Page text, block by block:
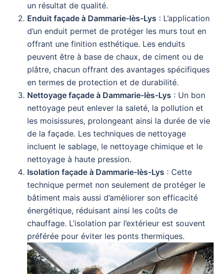
un résultat de qualité.
Enduit façade à Dammarie-lès-Lys : L’application
d’un enduit permet de protéger les murs tout en
offrant une finition esthétique. Les enduits
peuvent être à base de chaux, de ciment ou de
plâtre, chacun offrant des avantages spécifiques
en termes de protection et de durabilité.
Nettoyage façade à Dammarie-lès-Lys : Un bon
nettoyage peut enlever la saleté, la pollution et
les moisissures, prolongeant ainsi la durée de vie
de la façade. Les techniques de nettoyage
incluent le sablage, le nettoyage chimique et le
nettoyage à haute pression.
Isolation façade à Dammarie-lès-Lys : Cette
technique permet non seulement de protéger le
bâtiment mais aussi d’améliorer son efficacité
énergétique, réduisant ainsi les coûts de
chauffage. L’isolation par l’extérieur est souvent
préférée pour éviter les ponts thermiques.